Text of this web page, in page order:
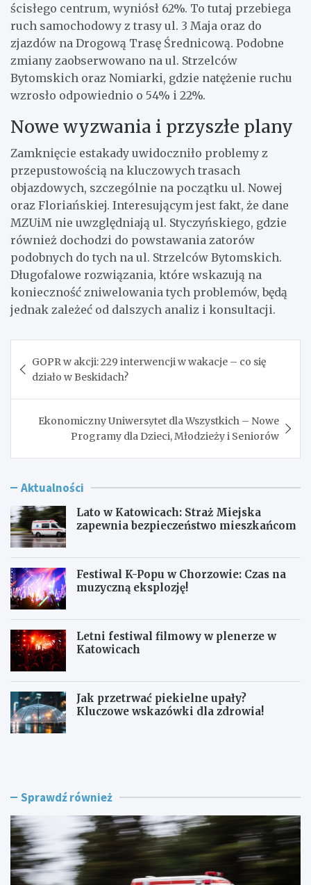
ścisłego centrum, wyniósł 62%. To tutaj przebiega
ruch samochodowy z trasy ul. 3 Maja oraz do
zjazdów na Drogową Trasę Średnicową. Podobne
zmiany zaobserwowano na ul. Strzelców
Bytomskich oraz Nomiarki, gdzie natężenie ruchu
wzrosło odpowiednio o 54% i 22%.
Nowe wyzwania i przyszłe plany
Zamknięcie estakady uwidoczniło problemy z
przepustowością na kluczowych trasach
objazdowych, szczególnie na początku ul. Nowej
oraz Floriańskiej. Interesującym jest fakt, że dane
MZUiM nie uwzględniają ul. Styczyńskiego, gdzie
również dochodzi do powstawania zatorów
podobnych do tych na ul. Strzelców Bytomskich.
Długofalowe rozwiązania, które wskazują na
konieczność zniwelowania tych problemów, będą
jednak zależeć od dalszych analiz i konsultacji.
wpisu
GOPR w akcji: 229 interwencji w wakacje – co się
działo w Beskidach?
Ekonomiczny Uniwersytet dla Wszystkich – Nowe
Programy dla Dzieci, Młodzieży i Seniorów
Aktualności
Lato w Katowicach: Straż Miejska
zapewnia bezpieczeństwo mieszkańcom
Festiwal K-Popu w Chorzowie: Czas na
muzyczną eksplozję!
Letni festiwal filmowy w plenerze w
Katowicach
Jak przetrwać piekielne upały?
Kluczowe wskazówki dla zdrowia!
L
K
t
o
w
i
c
F
w
l
K
-
P
o
Sprawdź również